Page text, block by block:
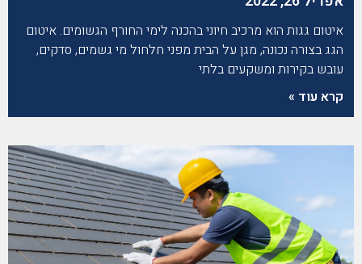
איטום גגות הוא מרכיב חיוני בהכנה לימי החורף הגשומים. איטום
הגג בצורה נכונה, מגן על הבית מפני חלחול מי גשמים, סדקים,
עובש בקירות ומשקעים בלתי
קרא עוד »